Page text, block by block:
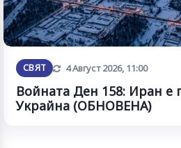
СВЯТ Обновена
4 Август 2026, 11:00
Войната Ден 158: Иран е
Украйна (ОБНОВЕНА)